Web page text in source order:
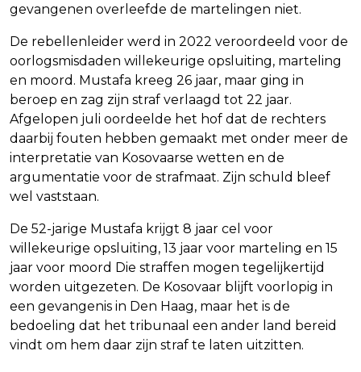
gevangenen overleefde de martelingen niet.
De rebellenleider werd in 2022 veroordeeld voor de
oorlogsmisdaden willekeurige opsluiting, marteling
en moord. Mustafa kreeg 26 jaar, maar ging in
beroep en zag zijn straf verlaagd tot 22 jaar.
Afgelopen juli oordeelde het hof dat de rechters
daarbij fouten hebben gemaakt met onder meer de
interpretatie van Kosovaarse wetten en de
argumentatie voor de strafmaat. Zijn schuld bleef
wel vaststaan.
De 52-jarige Mustafa krijgt 8 jaar cel voor
willekeurige opsluiting, 13 jaar voor marteling en 15
jaar voor moord Die straffen mogen tegelijkertijd
worden uitgezeten. De Kosovaar blijft voorlopig in
een gevangenis in Den Haag, maar het is de
bedoeling dat het tribunaal een ander land bereid
vindt om hem daar zijn straf te laten uitzitten.